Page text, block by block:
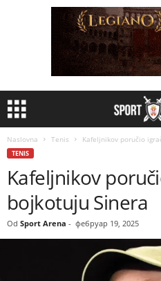
Naslovna Tenis Kafeljnikov poručio
TENIS
Kafeljnikov
bojkotuju Sinera
Od Sport Arena - фебруар 19, 2025